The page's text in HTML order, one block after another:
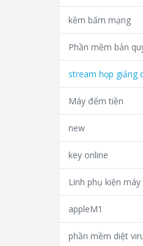
kềm bấm mạng
Phần mềm bản
stream họp giảng
Máy đếm tiền
new
key online
Linh phụ kiện máy
appleM1
phần mềm diệt